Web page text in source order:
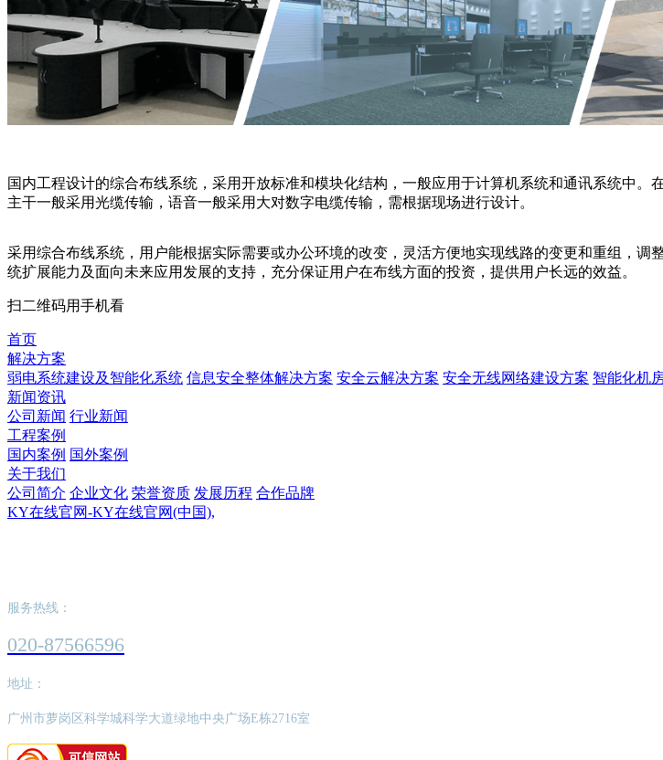
国内工程设计的综合布线系统，采用开放标准和模块化结构，一般应用于计算机系统和通讯系统中
主干一般采用光缆传输，语音一般采用大对数字电缆传输，需根据现场进行设计。
采用综合布线系统，用户能根据实际需要或办公环境的改变，灵活方便地实现线路的变更和重组，
统扩展能力及面向未来应用发展的支持，充分保证用户在布线方面的投资，提供用户长远的效益。
扫二维码用手机看
首页
解决方案
弱电系统建设及智能化系统 信息安全整体解决方案 安全云解决方案 安全无线网络建设方案 智能化机
新闻资讯
公司新闻 行业新闻
工程案例
国内案例 国外案例
关于我们
公司简介 企业文化 荣誉资质 发展历程 合作品牌
KY在线官网-KY在线官网(中国),
服务热线：
020-87566596
地址：
广州市萝岗区科学城科学大道绿地中央广场E栋2716室